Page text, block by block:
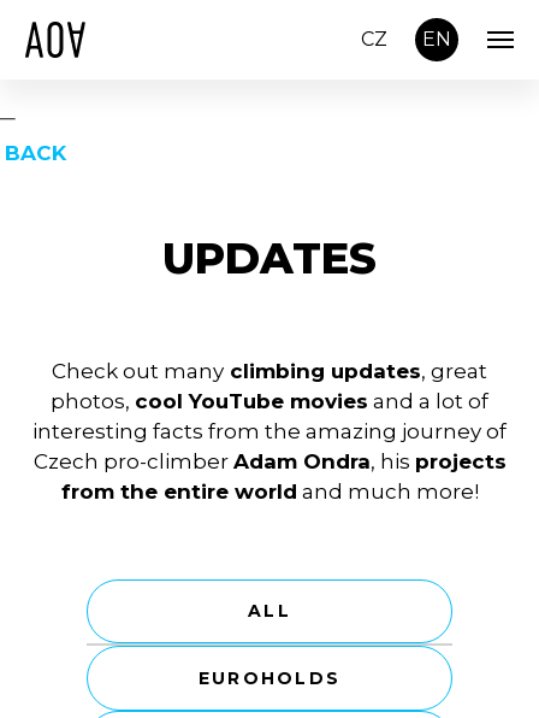
CZ EN
BACK
UPDATES
Check out many climbing updates, great
photos, cool YouTube movies and a lot of
interesting facts from the amazing journey of
Czech pro-climber Adam Ondra, his projects
from the entire world and much more!
ALL
EUROHOLDS